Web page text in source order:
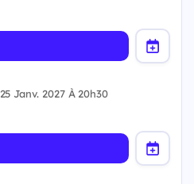
25 Janv. 2027 À 20h30